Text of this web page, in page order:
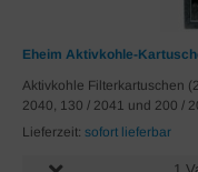
Eheim Aktivkohle-
Aktivkohle Filterkartuschen
2040, 130 / 2041 und 200 /
Lieferzeit: sofort lieferbar